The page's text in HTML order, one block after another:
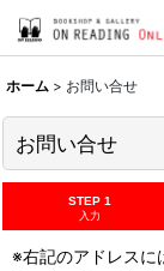
ホーム > お問い合せ
お問い合せ
STEP 1
入力
※右記のアドレスに